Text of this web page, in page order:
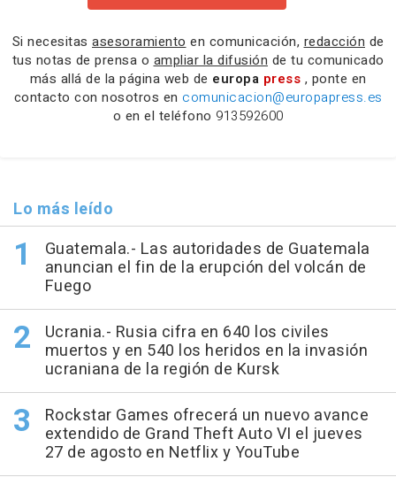
Si necesitas asesoramiento en comunicación, redacción de
tus notas de prensa o ampliar la difusión de tu comunicado
más allá de la página web de europa press , ponte en
contacto con nosotros en comunicacion@europapress.es
o en el teléfono 913592600
Lo más leído
Guatemala.- Las autoridades de Guatemala
anuncian el fin de la erupción del volcán de
Fuego
Ucrania.- Rusia cifra en 640 los civiles
muertos y en 540 los heridos en la invasión
ucraniana de la región de Kursk
Rockstar Games ofrecerá un nuevo avance
extendido de Grand Theft Auto VI el jueves
27 de agosto en Netflix y YouTube